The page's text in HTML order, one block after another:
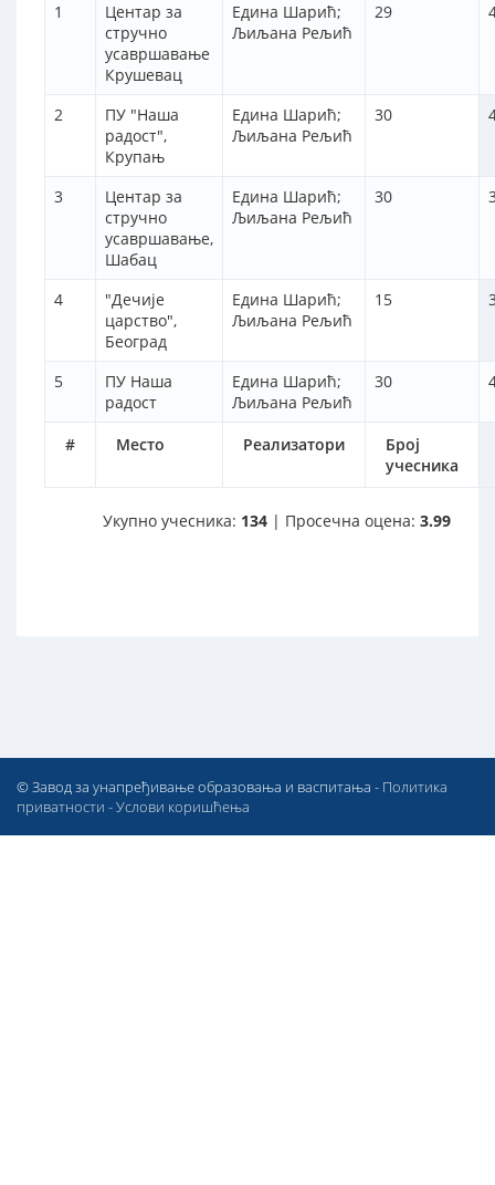
# Место Реализатори
Број
учесника
1
Центар за
стручно
усавршавање
Крушевац
Едина Шарић;
Љиљана Рељић
29
2
ПУ "Наша
радост",
Крупањ
Едина Шарић;
Љиљана Рељић
30
3
Центар за
стручно
усавршавање,
Шабац
Едина Шарић;
Љиљана Рељић
30
4
"Дечије
царство",
Београд
Едина Шарић;
Љиљана Рељић
15
5
ПУ Наша
радост
Едина Шарић;
Љиљана Рељић
30
Укупно учесника: 134 | Просечна оцена: 3.99
© Завод за унапређивање образовања и васпитања - Политика
приватности -Услови коришћења